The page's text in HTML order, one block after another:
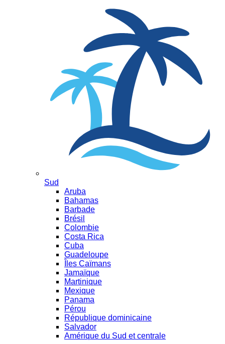
Sud
Aruba
Bahamas
Barbade
Brésil
Colombie
Costa Rica
Cuba
Guadeloupe
Îles Caïmans
Jamaïque
Martinique
Mexique
Panama
Pérou
République dominicaine
Salvador
Amérique du Sud et centrale